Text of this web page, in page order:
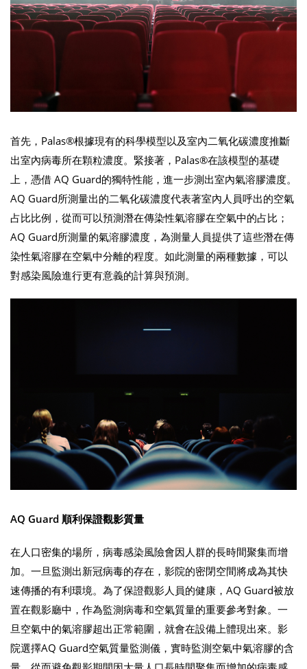
首先，Palas®根據現有的科學模型以及室內二氧化碳濃度推斷
出室內病毒所在顆粒濃度。緊接著，Palas®在該模型的基礎
上，憑借 AQ Guard的獨特性能，進一步測出室內氣溶膠濃度。
AQ Guard所測量出的二氧化碳濃度代表著室內人員呼出的空氣
占比比例，從而可以預測潛在傳染性氣溶膠在空氣中的占比；
AQ Guard所測量的氣溶膠濃度，為測量人員提供了這些潛在傳
染性氣溶膠在空氣中分離的程度。如此測量的兩種數據，可以
對感染風險進行更有意義的計算與預測。
AQ Guard 順利保證觀影質量
在人口密集的場所，病毒感染風險會因人群的長時間聚集而增
加。一旦監測出新冠病毒的存在，影院的密閉空間將成為其快
速傳播的有利環境。為了保證觀影人員的健康，AQ Guard被放
置在觀影廳中，作為監測病毒和空氣質量的重要參考對象。一
旦空氣中的氣溶膠超出正常範圍，就會在設備上體現出來。影
院選擇AQ Guard空氣質量監測儀，實時監測空氣中氣溶膠的含